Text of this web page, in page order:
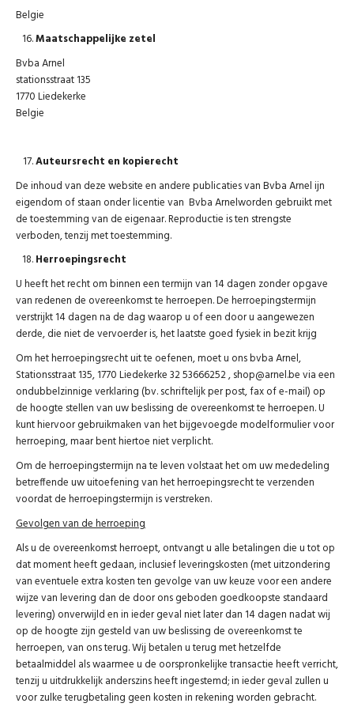
Belgie
Maatschappelijke zetel
Bvba Arnel
stationsstraat 135
1770 Liedekerke
Belgie
Auteursrecht en kopierecht
De inhoud van deze website en andere publicaties van Bvba Arnel ijn
eigendom of staan onder licentie van Bvba Arnelworden gebruikt met
de toestemming van de eigenaar. Reproductie is ten strengste
verboden, tenzij met toestemming.
Herroepingsrecht
U heeft het recht om binnen een termijn van 14 dagen zonder opgave
van redenen de overeenkomst te herroepen. De herroepingstermijn
verstrijkt 14 dagen na de dag waarop u of een door u aangewezen
derde, die niet de vervoerder is, het laatste goed fysiek in bezit krijg
Om het herroepingsrecht uit te oefenen, moet u ons bvba Arnel,
Stationsstraat 135, 1770 Liedekerke 32 53666252 ,shop@arnel.bevia een
ondubbelzinnige verklaring (bv. schriftelijk per post, fax of e-mail) op
de hoogte stellen van uw beslissing de overeenkomst te herroepen. U
kunt hiervoor gebruikmaken van het bijgevoegde modelformulier voor
herroeping, maar bent hiertoe niet verplicht.
Om de herroepingstermijn na te leven volstaat het om uw mededeling
betreffende uw uitoefening van het herroepingsrecht te verzenden
voordat de herroepingstermijn is verstreken.
Gevolgen van de herroeping
Als u de overeenkomst herroept, ontvangt u alle betalingen die u tot op
dat moment heeft gedaan, inclusief leveringskosten (met uitzondering
van eventuele extra kosten ten gevolge van uw keuze voor een andere
wijze van levering dan de door ons geboden goedkoopste standaard
levering) onverwijld en in ieder geval niet later dan 14 dagen nadat wij
op de hoogte zijn gesteld van uw beslissing de overeenkomst te
herroepen, van ons terug. Wij betalen u terug met hetzelfde
betaalmiddel als waarmee u de oorspronkelijke transactie heeft verricht,
tenzij u uitdrukkelijk anderszins heeft ingestemd; in ieder geval zullen u
voor zulke terugbetaling geen kosten in rekening worden gebracht.